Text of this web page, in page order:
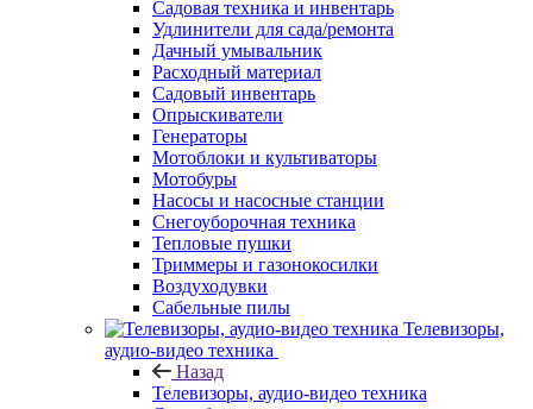
Садовая техника и инвентарь
Удлинители для сада/ремонта
Дачный умывальник
Расходный материал
Садовый инвентарь
Опрыскиватели
Генераторы
Мотоблоки и культиваторы
Мотобуры
Насосы и насосные станции
Снегоуборочная техника
Тепловые пушки
Триммеры и газонокосилки
Воздуходувки
Сабельные пилы
Телевизоры,
аудио-видео техника
Назад
Телевизоры, аудио-видео техника